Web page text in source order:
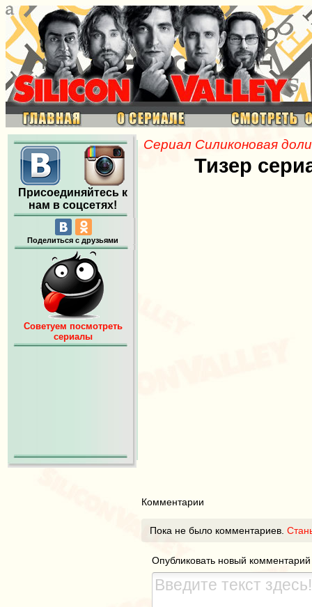
Присоединяйтесь к
нам в соцсетях!
Поделиться с друзьями
Советуем посмотреть
сериалы
Сериал Силиконовая
Тизер
Комментарии
Пока не было комментариев.
Опубликовать новый комментарий